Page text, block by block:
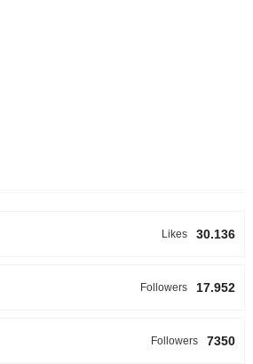
30.136
Likes
17.952
Followers
7350
Followers